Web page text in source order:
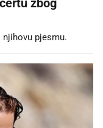
njihovu pjesmu.